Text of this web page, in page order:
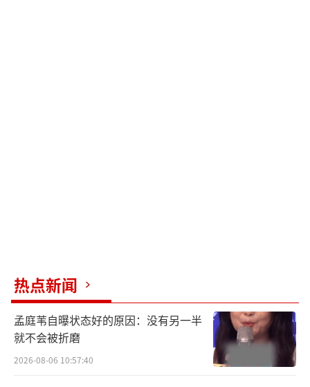
热点新闻
孟庭苇自曝状态好的原因：没有另一半
就不会被折磨
2026-08-06 10:57:40